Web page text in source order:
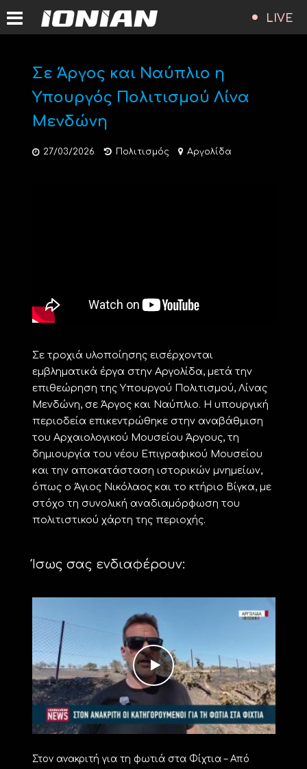
LIVE
Σε Άργος και Ναύπλιο η
Υπουργός Πολιτισμού Λίνα
Μενδώνη
27/03/2026 Πολιτισμός Αργολίδα
Σε τροχιά υλοποίησης εισέρχονται
εμβληματικά έργα στην Αργολίδα, μετά την
επιθεώρηση της Υπουργού Πολιτισμού, Λίνας
Μενδώνη, σε Άργος και Ναύπλιο. Η υπουργική
περιοδεία επικεντρώθηκε στην αναβάθμιση
του Αρχαιολογικού Μουσείου Άργους, τη
δημιουργία του νέου Επιγραφικού Μουσείου
και την αποκατάσταση ιστορικών μνημείων,
όπως ο Άγιος Νικόλαος και το κτήριο Βίγκα, με
στόχο τη συνολική αναδιαμόρφωση του
πολιτιστικού χάρτη της περιοχής.
Ίσως σας ενδιαφέρουν:
Στον ανακριτή για τη φωτιά στα Φίχτια – Από